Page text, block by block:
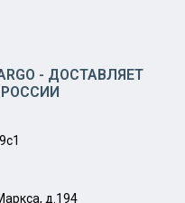
- ДОСТАВЛЯЕТ
д.194